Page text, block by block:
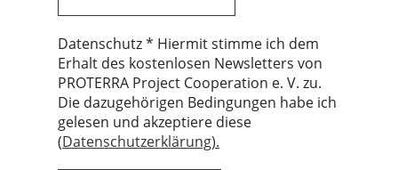
Datenschutz * Hiermit stimme ich dem
Erhalt des kostenlosen Newsletters von
PROTERRA Project Cooperation e. V. zu.
Die dazugehörigen Bedingungen habe ich
gelesen und akzeptiere diese
(Datenschutzerklärung).